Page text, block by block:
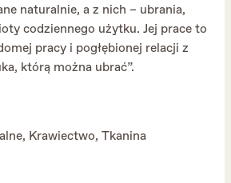
naturalnie, a z nich – ubrania,
codziennego użytku. Jej prace to
pracy i pogłębionej relacji z
którą można ubrać”.
Krawiectwo, Tkanina